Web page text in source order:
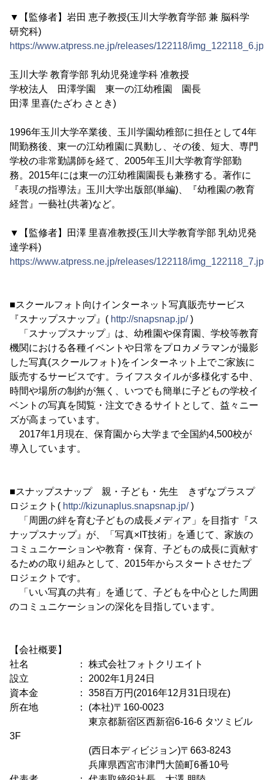
▼【監修者】岩田 恵子教授(玉川大学教育学部 兼 脳科学
研究科)
https://www.atpress.ne.jp/releases/122118/
玉川大学 教育学部 乳幼児発達学科 准教授
学校法人 田澤学園 東一の江幼稚園 園長
田澤 里喜(たざわ さとき)
1996年玉川大学卒業後、玉川学園幼稚部に担任として4年
間勤務後、東一の江幼稚園に異動し、その後、短大、専門
学校の非常勤講師を経て、2005年玉川大学教育学部勤
務。2015年には東一の江幼稚園園長も兼務する。著作に
『表現の指導法』玉川大学出版部(単編)、『幼稚園の教育
経営』一藝社(共著)など。
▼【監修者】田澤 里喜准教授(玉川大学教育学部 乳幼児発
達学科)
https://www.atpress.ne.jp/releases/122118/
■スクールフォト向けインターネット写真販売サービス
『スナップスナップ』( http://snapsnap.jp/)
「スナップスナップ」は、幼稚園や保育園、学校等教育
機関における各種イベントや日常をプロカメラマンが撮影
した写真(スクールフォト)をインターネット上でご家族に
販売するサービスです。ライフスタイルが多様化する中、
時間や場所の制約が無く、いつでも簡単に子どもの学校イ
ベントの写真を閲覧・注文できるサイトとして、益々ニー
ズが高まっています。
2017年1月現在、保育園から大学まで全国約4,500校が
導入しています。
■スナップスナップ 親・子ども・先生 きずなプラスプ
ロジェクト( http://kizunaplus.snapsnap.jp/)
「周囲の絆を育む子どもの成長メディア」を目指す『ス
ナップスナップ』が、「写真×IT技術」を通じて、家族の
コミュニケーションや教育・保育、子どもの成長に貢献す
るための取り組みとして、2015年からスタートさせたプ
ロジェクトです。
「いい写真の共有」を通じて、子どもを中心とした周囲
のコミュニケーションの深化を目指しています。
【会社概要】
社名 ： 株式会社フォトクリエイト
設立 ： 2002年1月24日
資本金 ： 358百万円(2016年12月31日現在)
所在地 ： (本社)〒160-0023
東京都新宿区西新宿6-16-6 タツミビル
3F
(西日本ディビジョン)〒663-8243
兵庫県西宮市津門大箇町6番10号